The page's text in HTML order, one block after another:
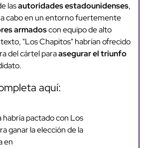
lasautoridades estadounidenses,
a cabo en un entorno fuertemente
armadoscon equipo de alto
"Los Chapitos" habrían ofrecido
del cártel paraasegurar el triunfo
aquí:
habría pactado con Los
ganar la elección de la
en